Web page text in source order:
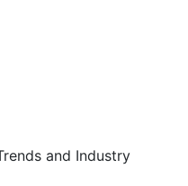
and Industry